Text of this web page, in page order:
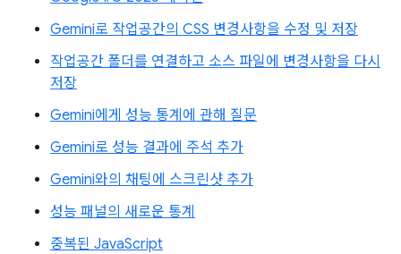
Gemini로 작업공간의 CSS 변경사항을 수정 및 저장
작업공간 폴더를 연결하고 소스 파일에 변경사항을 다시
저장
Gemini에게 성능 통계에 관해 질문
Gemini로 성능 결과에 주석 추가
Gemini와의 채팅에 스크린샷 추가
성능 패널의 새로운 통계
중복된 JavaScript